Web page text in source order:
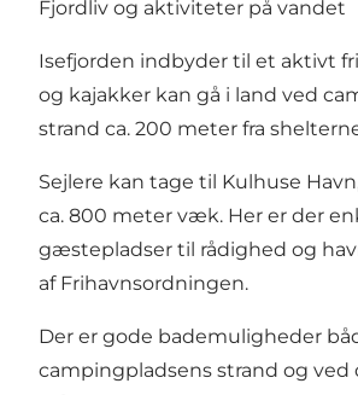
Fjordliv og aktiviteter på vandet
Isefjorden indbyder til et aktivt
og kajakker kan gå i land ved
strand ca. 200 meter fra
Sejlere kan tage til Kulhuse
ca. 800 meter væk. Her er der
gæstepladser til rådighed og
af Frihavnsordningen.
Der er gode bademuligheder
campingpladsens strand og ved